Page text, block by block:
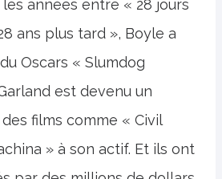
années entre « 28 jours
ans plus tard », Boyle a
Oscars « Slumdog
est devenu un
films comme « Civil
» à son actif. Et ils ont